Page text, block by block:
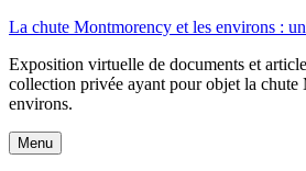
Aller
contenu
La chute Montmorency et les environs :
Exposition virtuelle de documents et
collection privée ayant pour objet la chute
environs.
Menu